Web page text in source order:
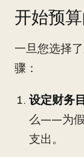
开始预
一旦您选择
骤：
设定财务
么——为假
支出。